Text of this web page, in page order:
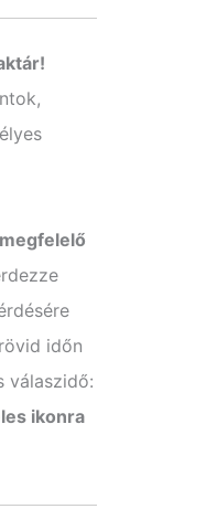
időn
válaszidő:
ikonra